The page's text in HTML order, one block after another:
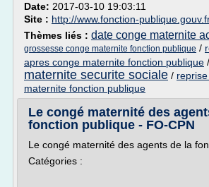
Date: 2017-03-10 19:03:11
Site : http://www.fonction-
Thèmes liés : date conge maternite
grossesse conge maternite fonction publique /
apres conge maternite fonction publique /
maternite securite sociale /
maternite fonction publique
Le congé maternité des
fonction publique - FO-CPN
Le congé maternité des agents de la
Catégories :